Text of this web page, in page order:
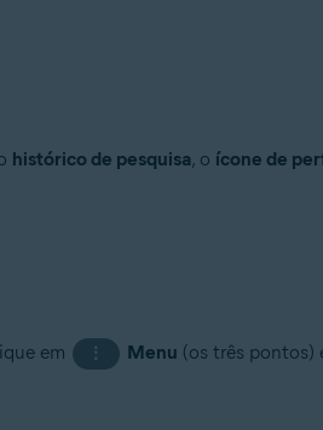
histórico de pesquisa, o ícone de
em ⋮ Menu (os três pontos)